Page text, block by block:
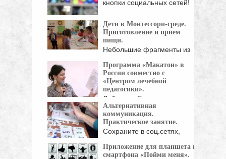
кнопки социальных сетей!
Дети в Монтессори-среде.
Приготовление и прием
пищи.
Небольшие фрагменты из
жизни малышей в Монтессори‑среде: ...
Программа «Макатон» в
России совместно с
«Центром лечебной
педагогики».
Лебедева Екатерина —
логопед, ведущий
специалист Центра ...
Альтернативная
коммуникация.
Практическое занятие.
Сохраните в соц.сетях,
Приложение для планшета и
смартфона «Пойми меня».